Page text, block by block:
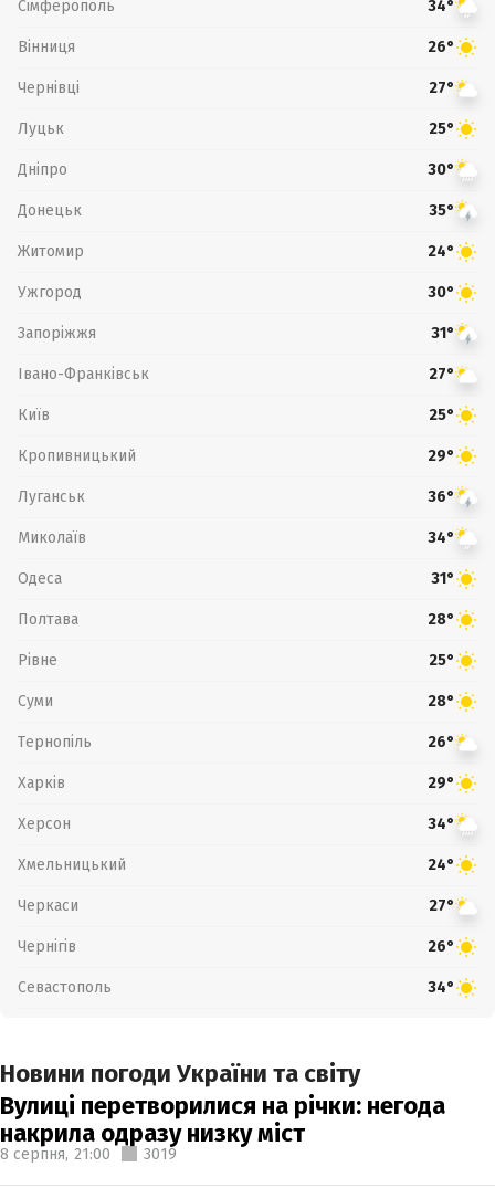
Сімферополь 34°
Вінниця 26°
Чернівці 27°
Луцьк 25°
Дніпро 30°
Донецьк 35°
Житомир 24°
Ужгород 30°
Запоріжжя 31°
Івано-Франківськ 27°
Київ 25°
Кропивницький 29°
Луганськ 36°
Миколаїв 34°
Одеса 31°
Полтава 28°
Рівне 25°
Суми 28°
Тернопіль 26°
Харків 29°
Херсон 34°
Хмельницький 24°
Черкаси 27°
Чернігів 26°
Севастополь 34°
Новини погоди України та світу
Вулиці перетворилися на річки: негода
накрила одразу низку міст
8 серпня, 21:00 3019